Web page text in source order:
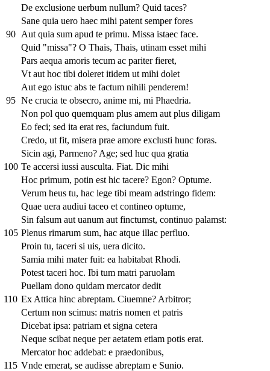
De exclusione uerbum nullum? Quid taces?
Sane quia uero haec mihi patent semper fores
90
Aut quia sum apud te primu. Missa istaec face.
Quid "missa"? O Thais, Thais, utinam esset mihi
Pars aequa amoris tecum ac pariter fieret,
Vt aut hoc tibi doleret itidem ut mihi dolet
Aut ego istuc abs te factum nihili penderem!
95 Ne crucia te obsecro, anime mi, mi Phaedria.
Non pol quo quemquam plus amem aut plus diligam
Eo feci; sed ita erat res, faciundum fuit.
Credo, ut fit, misera prae amore exclusti hunc foras.
Sicin agi, Parmeno? Age; sed huc qua gratia
100 Te accersi iussi ausculta. Fiat. Dic mihi
Hoc primum, potin est hic tacere? Egon? Optume.
Verum heus tu, hac lege tibi meam adstringo fidem:
Quae uera audiui taceo et contineo optume,
Sin falsum aut uanum aut finctumst, continuo palamst:
105 Plenus rimarum sum, hac atque illac perfluo.
Proin tu, taceri si uis, uera dicito.
Samia mihi mater fuit: ea habitabat Rhodi.
Potest taceri hoc. Ibi tum matri paruolam
Puellam dono quidam mercator dedit
110 Ex Attica hinc abreptam. Ciuemne? Arbitror;
Certum non scimus: matris nomen et patris
Dicebat ipsa: patriam et signa cetera
Neque scibat neque per aetatem etiam potis erat.
Mercator hoc addebat: e praedonibus,
115 Vnde emerat, se audisse abreptam e Sunio.